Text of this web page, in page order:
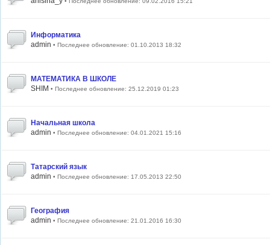
Информатика
admin • Последнее обновление: 01.10.2013 18:32
МАТЕМАТИКА В ШКОЛЕ
SHIM • Последнее обновление: 25.12.2019 01:23
Начальная школа
admin • Последнее обновление: 04.01.2021 15:16
Татарский язык
admin • Последнее обновление: 17.05.2013 22:50
География
admin • Последнее обновление: 21.01.2016 16:30